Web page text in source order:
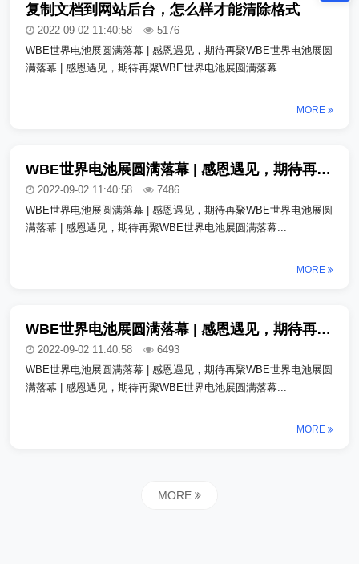
复制文档到网站后台，怎么样才能清除格式
2022-09-02 11:40:58
5176
WBE世界电池展圆满落幕 | 感恩遇见，期待再聚WBE世界电池展圆
满落幕 | 感恩遇见，期待再聚WBE世界电池展圆满落幕...
MORE
WBE世界电池展圆满落幕 | 感恩遇见，期待再聚_copy_copy
2022-09-02 11:40:58
7486
WBE世界电池展圆满落幕 | 感恩遇见，期待再聚WBE世界电池展圆
满落幕 | 感恩遇见，期待再聚WBE世界电池展圆满落幕...
MORE
WBE世界电池展圆满落幕 | 感恩遇见，期待再聚_copy
2022-09-02 11:40:58
6493
WBE世界电池展圆满落幕 | 感恩遇见，期待再聚WBE世界电池展圆
满落幕 | 感恩遇见，期待再聚WBE世界电池展圆满落幕...
MORE
MORE